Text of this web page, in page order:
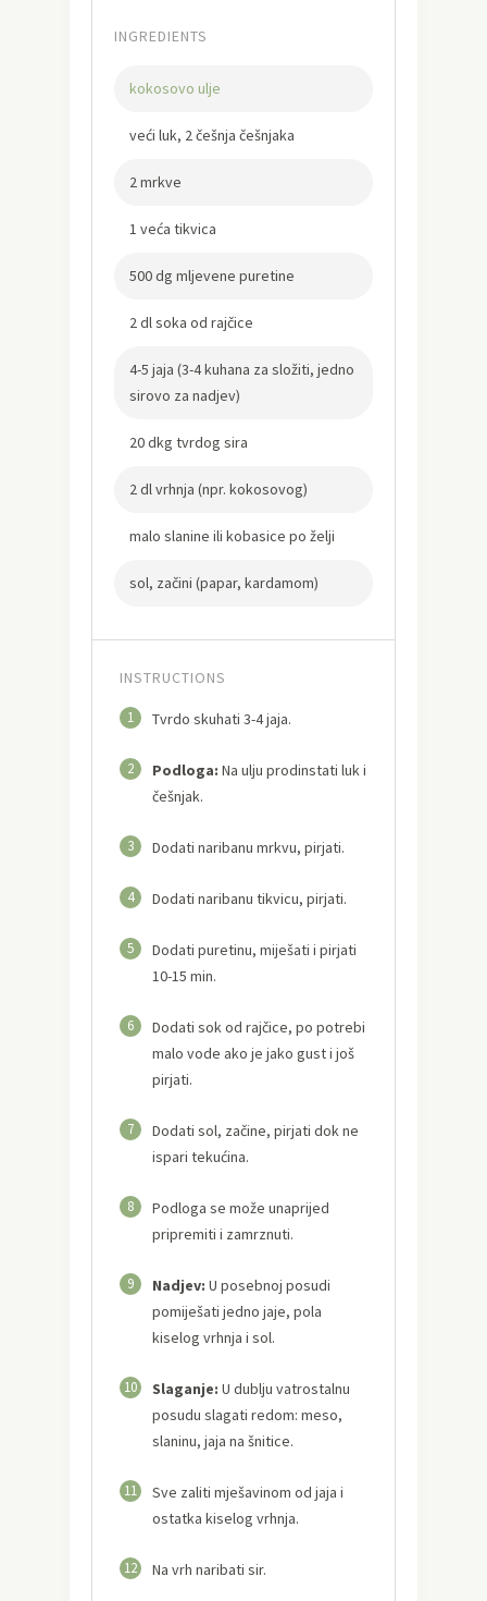
INGREDIENTS
kokosovo ulje
veći luk, 2 češnja češnjaka
2 mrkve
1 veća tikvica
500 dg mljevene puretine
2 dl soka od rajčice
4-5 jaja (3-4 kuhana za složiti, jedno
sirovo za nadjev)
20 dkg tvrdog sira
2 dl vrhnja (npr. kokosovog)
malo slanine ili kobasice po želji
sol, začini (papar, kardamom)
INSTRUCTIONS
1 Tvrdo skuhati 3-4 jaja.
2 Podloga: Na ulju prodinstati luk i
češnjak.
3 Dodati naribanu mrkvu, pirjati.
4 Dodati naribanu tikvicu, pirjati.
5
Dodati puretinu, miješati i pirjati
10-15 min.
6
Dodati sok od rajčice, po potrebi
malo vode ako je jako gust i još
pirjati.
7
Dodati sol, začine, pirjati dok ne
ispari tekućina.
8
Podloga se može unaprijed
pripremiti i zamrznuti.
9 Nadjev: U posebnoj posudi
pomiješati jedno jaje, pola
kiselog vrhnja i sol.
10 Slaganje: U dublju vatrostalnu
posudu slagati redom: meso,
slaninu, jaja na šnitice.
11
Sve zaliti mješavinom od jaja i
ostatka kiselog vrhnja.
12 Na vrh naribati sir.